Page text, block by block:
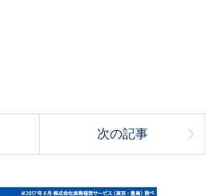
次の記事